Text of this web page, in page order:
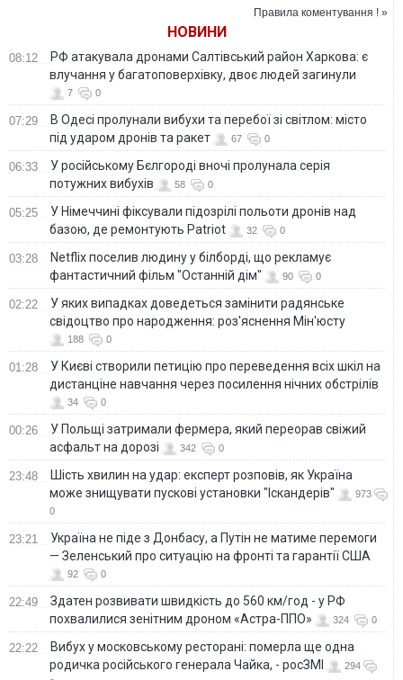
Правила коментування ! »
НОВИНИ
08:12
РФ атакувала дронами Салтівський район Харкова: є
влучання у багатоповерхівку, двоє людей загинули
7 0
07:29
В Одесі пролунали вибухи та перебої зі світлом: місто
під ударом дронів та ракет
67 0
06:33
У російському Бєлгороді вночі пролунала серія
потужних вибухів
58 0
05:25
У Німеччині фіксували підозрілі польоти дронів над
базою, де ремонтують Patriot
32 0
03:28
Netflix поселив людину у білборді, що рекламує
фантастичний фільм "Останній дім"
90 0
02:22
У яких випадках доведеться замінити радянське
свідоцтво про народження: роз'яснення Мін'юсту
188 0
01:28
У Києві створили петицію про переведення всіх шкіл на
дистанціне навчання через посилення нічних обстрілів
34 0
00:26
У Польщі затримали фермера, який переорав свіжий
асфальт на дорозі
342 0
23:48
Шість хвилин на удар: експерт розповів, як Україна
може знищувати пускові установки "Іскандерів"
973
0
23:21
Україна не піде з Донбасу, а Путін не матиме перемоги
— Зеленський про ситуацію на фронті та гарантії США
92 0
22:49
Здатен розвивати швидкість до 560 км/год - у РФ
похвалилися зенітним дроном «Астра-ППО»
324 0
22:22
Вибух у московському ресторані: померла ще одна
родичка російського генерала Чайка, - росЗМІ
294